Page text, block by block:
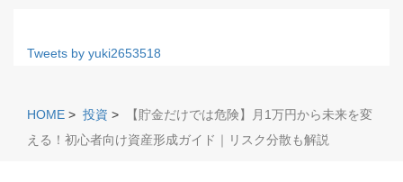
Tweets by yuki2653518
HOME > 投資 >
【貯金だけでは危険】月1万円から未来を変
える！初心者向け資産形成ガイド｜リスク分散も解説